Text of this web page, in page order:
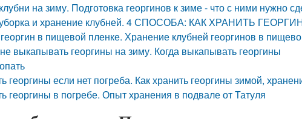
на зиму. Подготовка георгинов к зиме - что с ними нужно
уборка и хранение клубней. 4 СПОСОБА: КАК ХРАНИТЬ
в пищевой пленке. Хранение клубней георгинов в
выкапывать георгины на зиму. Когда выкапывать георгины
георгины если нет погреба. Как хранить георгины зимой,
георгины в погребе. Опыт хранения в подвале от Татуля